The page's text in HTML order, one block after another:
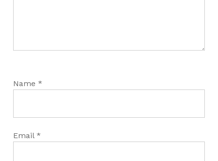
Name *
Email *